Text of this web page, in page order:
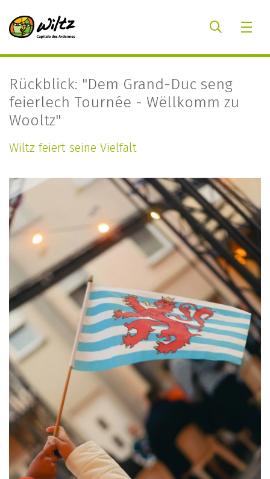
Rückblick: "Dem Grand-Duc seng
feierlech Tournée - Wëllkomm zu
Wooltz"
Wiltz feiert seine Vielfalt